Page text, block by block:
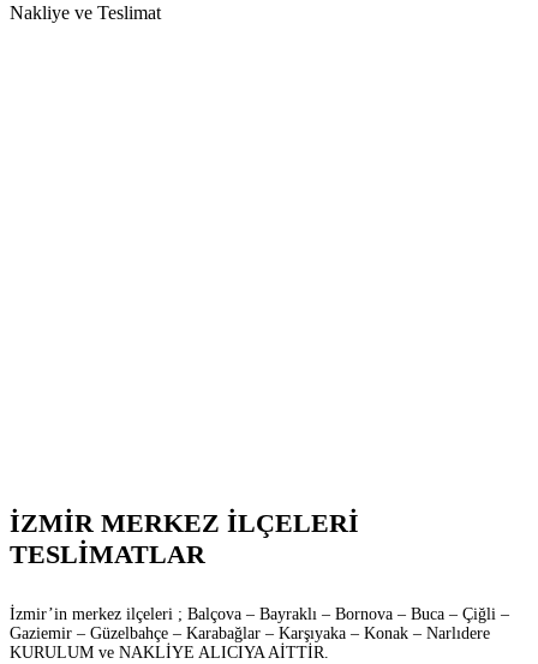
Nakliye ve Teslimat
İZMİR MERKEZ İLÇELERİ
TESLİMATLAR
İzmir’in merkez ilçeleri ; Balçova – Bayraklı – Bornova – Buca – Çiğli –
Gaziemir – Güzelbahçe – Karabağlar – Karşıyaka – Konak – Narlıdere
KURULUM ve NAKLİYE ALICIYA AİTTİR.